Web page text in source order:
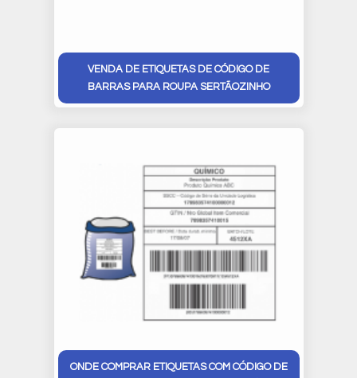
VENDA DE ETIQUETAS DE CÓDIGO DE
BARRAS PARA ROUPA SERTÃOZINHO
ONDE COMPRAR ETIQUETAS COM CÓDIGO DE